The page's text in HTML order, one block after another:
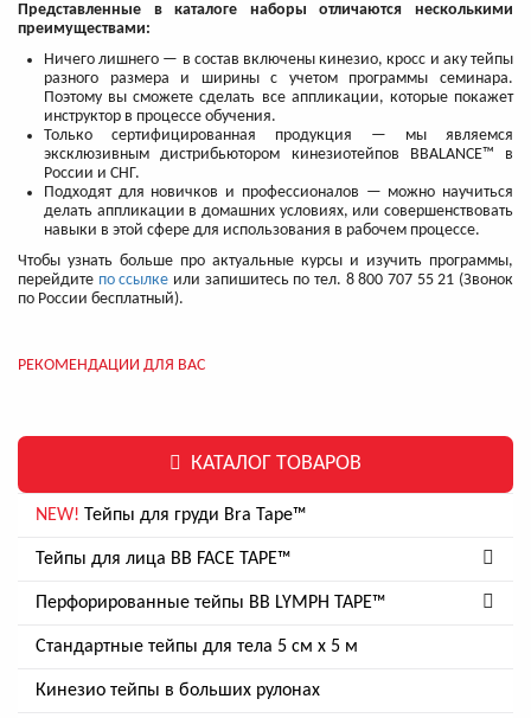
Представленные в каталоге наборы отличаются несколькими
преимуществами:
Ничего лишнего — в состав включены кинезио, кросс и аку тейпы
разного размера и ширины с учетом программы семинара.
Поэтому вы сможете сделать все аппликации, которые покажет
инструктор в процессе обучения.
Только сертифицированная продукция — мы являемся
эксклюзивным дистрибьютором кинезиотейпов BBALANCE™ в
России и СНГ.
Подходят для новичков и профессионалов — можно научиться
делать аппликации в домашних условиях, или совершенствовать
навыки в этой сфере для использования в рабочем процессе.
Чтобы узнать больше про актуальные курсы и изучить программы,
перейдите по ссылке или запишитесь по тел. 8 800 707 55 21 (Звонок
по России бесплатный).
РЕКОМЕНДАЦИИ ДЛЯ ВАС
КАТАЛОГ ТОВАРОВ
NEW! Тейпы для груди Bra Tape™
Тейпы для лица BB FACE TAPE™
Перфорированные тейпы BB LYMPH TAPE™
Стандартные тейпы для тела 5 см x 5 м
Кинезио тейпы в больших рулонах